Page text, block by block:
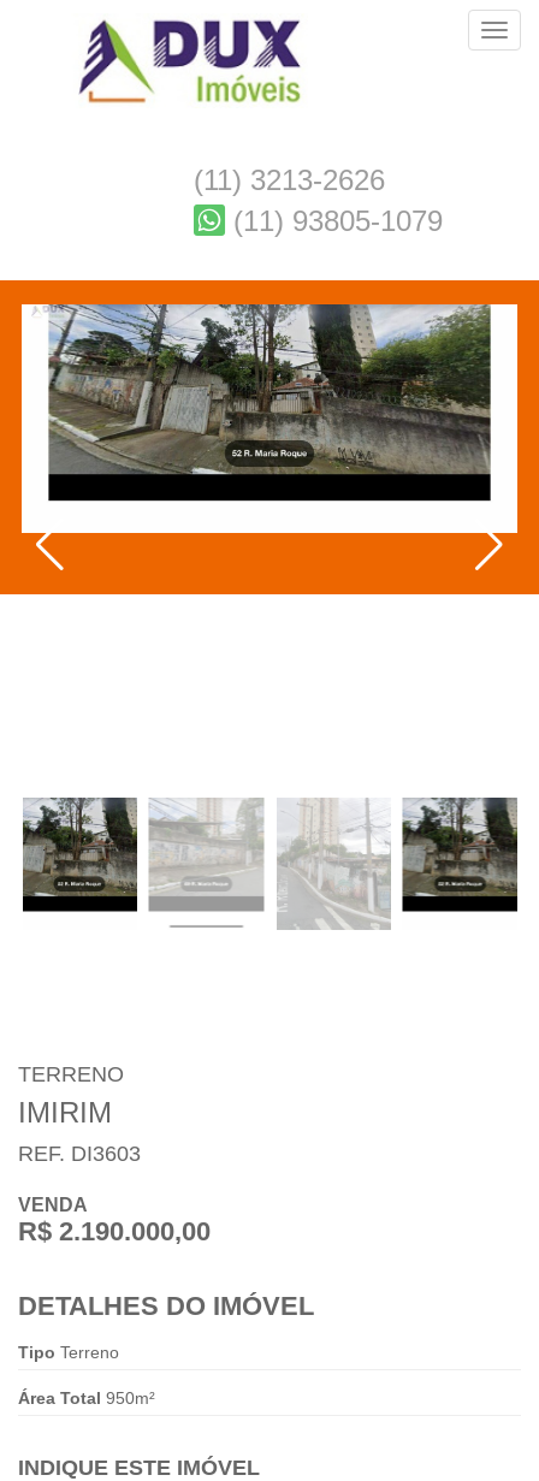
(11) 3213-2626
(11) 93805-1079
TERRENO
IMIRIM
REF. DI3603
VENDA
R$ 2.190.000,00
DETALHES DO IMÓVEL
Tipo Terreno
Área Total 950m²
INDIQUE ESTE IMÓVEL